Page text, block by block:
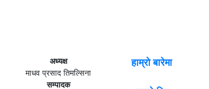
अध्यक्ष
माधव प्रसाद तिमल्सिना
सम्पादक
हाम्रो बारेमा